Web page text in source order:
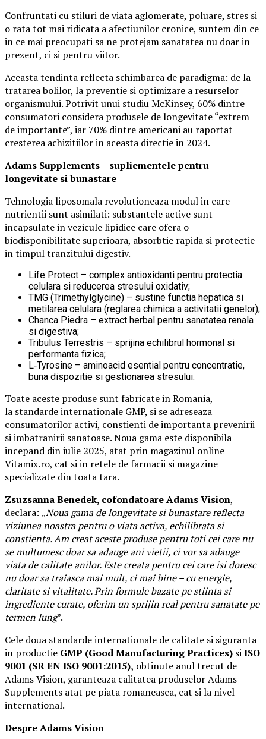
Confruntati cu stiluri de viata aglomerate, poluare, stres si
o rata tot mai ridicata a afectiunilor cronice, suntem din ce
in ce mai preocupati sa ne protejam sanatatea nu doar in
prezent, ci si pentru viitor.
Aceasta tendinta reflecta schimbarea de paradigma: de la
tratarea bolilor, la preventie si optimizare a resurselor
organismului. Potrivit unui studiu McKinsey, 60% dintre
consumatori considera produsele de longevitate “extrem
de importante”, iar 70% dintre americani au raportat
cresterea achizitiilor in aceasta directie in 2024.
Adams Supplements – supliementelepentru
longevitate si bunastare
Tehnologia liposomala revolutioneaza modul in care
nutrientii sunt asimilati: substantele active sunt
incapsulate in vezicule lipidice care ofera o
biodisponibilitate superioara, absorbtie rapida si protectie
in timpul tranzitului digestiv.
Life Protect – complex antioxidanti pentru protectia
celulara si reducerea stresului oxidativ;
TMG (Trimethylglycine) – sustine functia hepatica si
metilarea celulara (reglarea chimica a activitatii genelor);
Chanca Piedra – extract herbal pentru sanatatea renala
si digestiva;
Tribulus Terrestris – sprijina echilibrul hormonal si
performanta fizica;
L‑Tyrosine – aminoacid esential pentru concentratie,
buna dispozitie si gestionarea stresului.
Toate aceste produse sunt fabricate in Romania,
la standarde internationale GMP, si se adreseaza
consumatorilor activi, constienti de importanta prevenirii
si imbatranirii sanatoase. Noua gama este disponibila
incepand din iulie 2025, atat prin magazinul online
Vitamix.ro, cat si in retele de farmacii si magazine
specializate din toata tara.
Zsuzsanna Benedek, cofondatoare Adams Vision,
declara: „Noua gama de longevitate si bunastare reflecta
viziunea noastra pentru o viata activa, echilibrata si
constienta. Am creat aceste produse pentru toti cei care nu
se multumesc doar sa adauge ani vietii, ci vor sa adauge
viata de calitate anilor. Este creata pentru cei care isi doresc
nu doar sa traiasca mai mult, ci mai bine – cu energie,
claritate si vitalitate. Prin formule bazate pe stiinta si
ingrediente curate, oferim un sprijin real pentru sanatate pe
termen lung”.
Cele doua standarde internationale de calitate si siguranta
in productie GMP (Good Manufacturing Practices) siISO
9001 (SR EN ISO 9001:2015), obtinute anul trecut de
Adams Vision, garanteaza calitatea produselor Adams
Supplements atat pe piata romaneasca, cat si la nivel
international.
Despre Adams Vision